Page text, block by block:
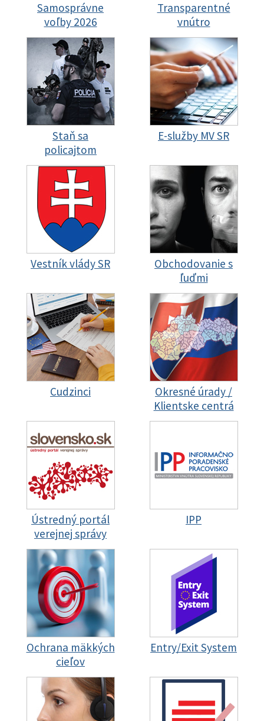
Samosprávne
voľby 2026
Transparentné
vnútro
Staň sa
policajtom
E-služby MV SR
Vestník vlády SR
Obchodovanie s
ľuďmi
Cudzinci
Okresné úrady /
Klientske centrá
Ústredný portál
verejnej správy
IPP
Ochrana mäkkých
cieľov
Entry/Exit System